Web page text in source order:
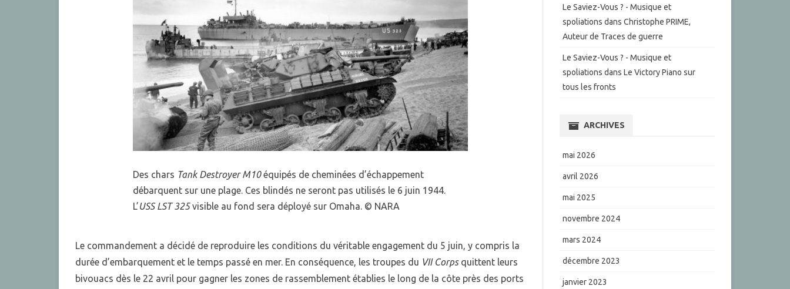
Des chars Tank Destroyer M10équipés de cheminées d’échappement
débarquent sur une plage. Ces blindés ne seront pas utilisés le 6 juin 1944.
L’USS LST 325visible au fond sera déployé sur Omaha. © NARA
Le commandement a décidé de reproduire les conditions du véritable engagement du 5 juin, y compris la
durée d’embarquement et le temps passé en mer. En conséquence, les troupes du VII Corpsquittent leurs
bivouacs dès le 22 avril pour gagner les zones de rassemblement établies le long de la côte près des ports
Le Saviez-Vous ? - Musique et
spoliations dans Christophe PRIME,
Auteur de Traces de guerre
Le Saviez-Vous ? - Musique et
spoliations dans Le Victory Piano sur
tous les fronts
ARCHIVES
mai 2026
avril 2026
mai 2025
novembre 2024
mars 2024
décembre 2023
janvier 2023